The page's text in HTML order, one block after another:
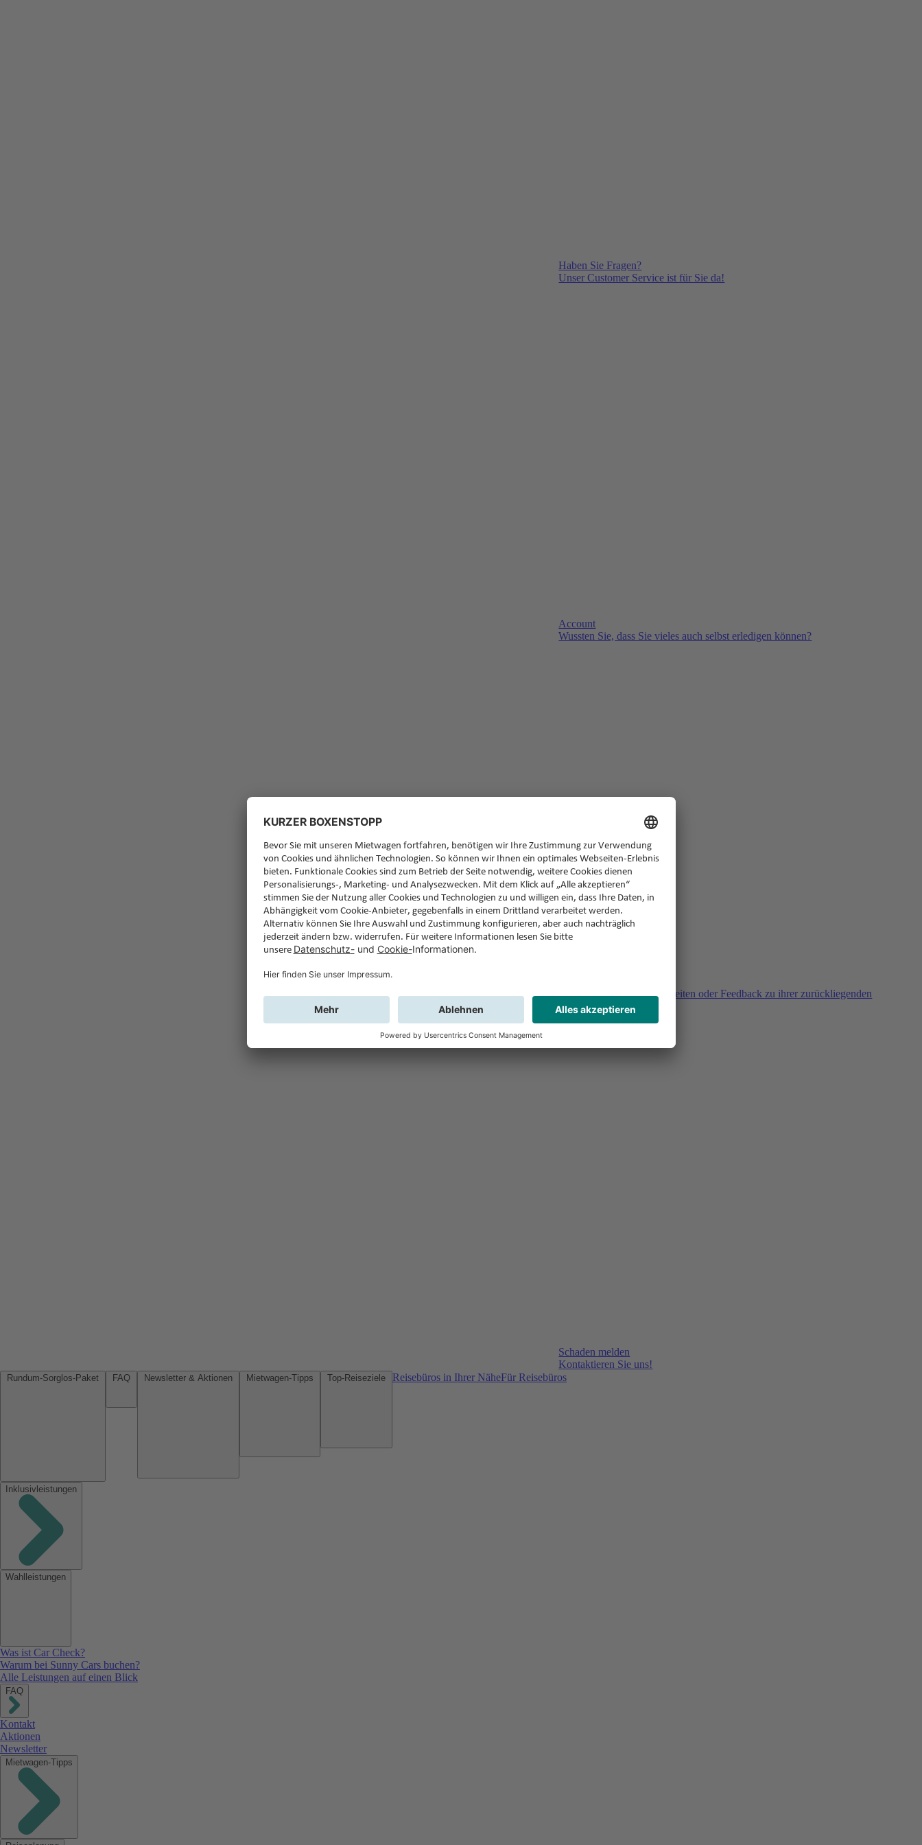
Haben Sie Fragen?
Unser Customer Service ist für Sie da!
Account
Wussten Sie, dass Sie vieles auch selbst erledigen können?
Sie haben Fragen, Unklarheiten oder Feedback zu ihrer zurückliegenden
Buchung?
Schaden melden
Kontaktieren Sie uns!
Reisebüros in Ihrer NäheFür Reisebüros
Inklusivleistungen
Wahlleistungen
Was ist Car Check?
Warum bei Sunny Cars buchen?
Alle Leistungen auf einen Blick
FAQ
Kontakt
Aktionen
Newsletter
Mietwagen-Tipps